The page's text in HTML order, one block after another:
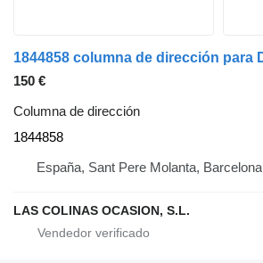
150 €
Columna de dirección
1844858
España, Sant Pere Molanta, Barcelona
LAS COLINAS OCASION, S.L.